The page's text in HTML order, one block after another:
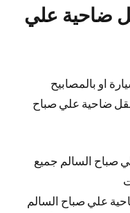
ضاحية علي
او بالمصابيح
ضاحية علي صباح
صباح السالم جميع
علي صباح السالم